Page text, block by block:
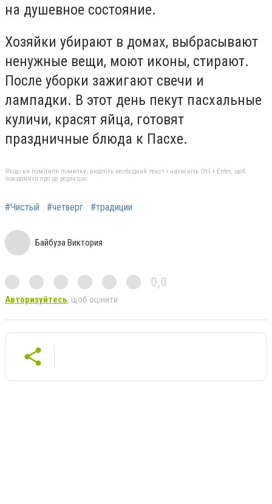
на душевное состояние.
Хозяйки убирают в домах, выбрасывают
ненужные вещи, моют иконы, стирают.
После уборки зажигают свечи и
лампадки. В этот день пекут пасхальные
куличи, красят яйца, готовят
праздничные блюда к Пасхе.
Якщо ви помітили помилку, виділіть необхідний текст і натисніть Ctrl + Enter, щоб
повідомити про це редакцію
#Чистый #четверг #традиции
Байбуза Виктория
0,0
Авторизуйтесь, щоб оцінити